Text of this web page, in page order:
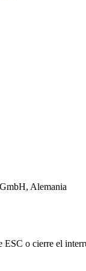
Alemania
ESC o cierre el